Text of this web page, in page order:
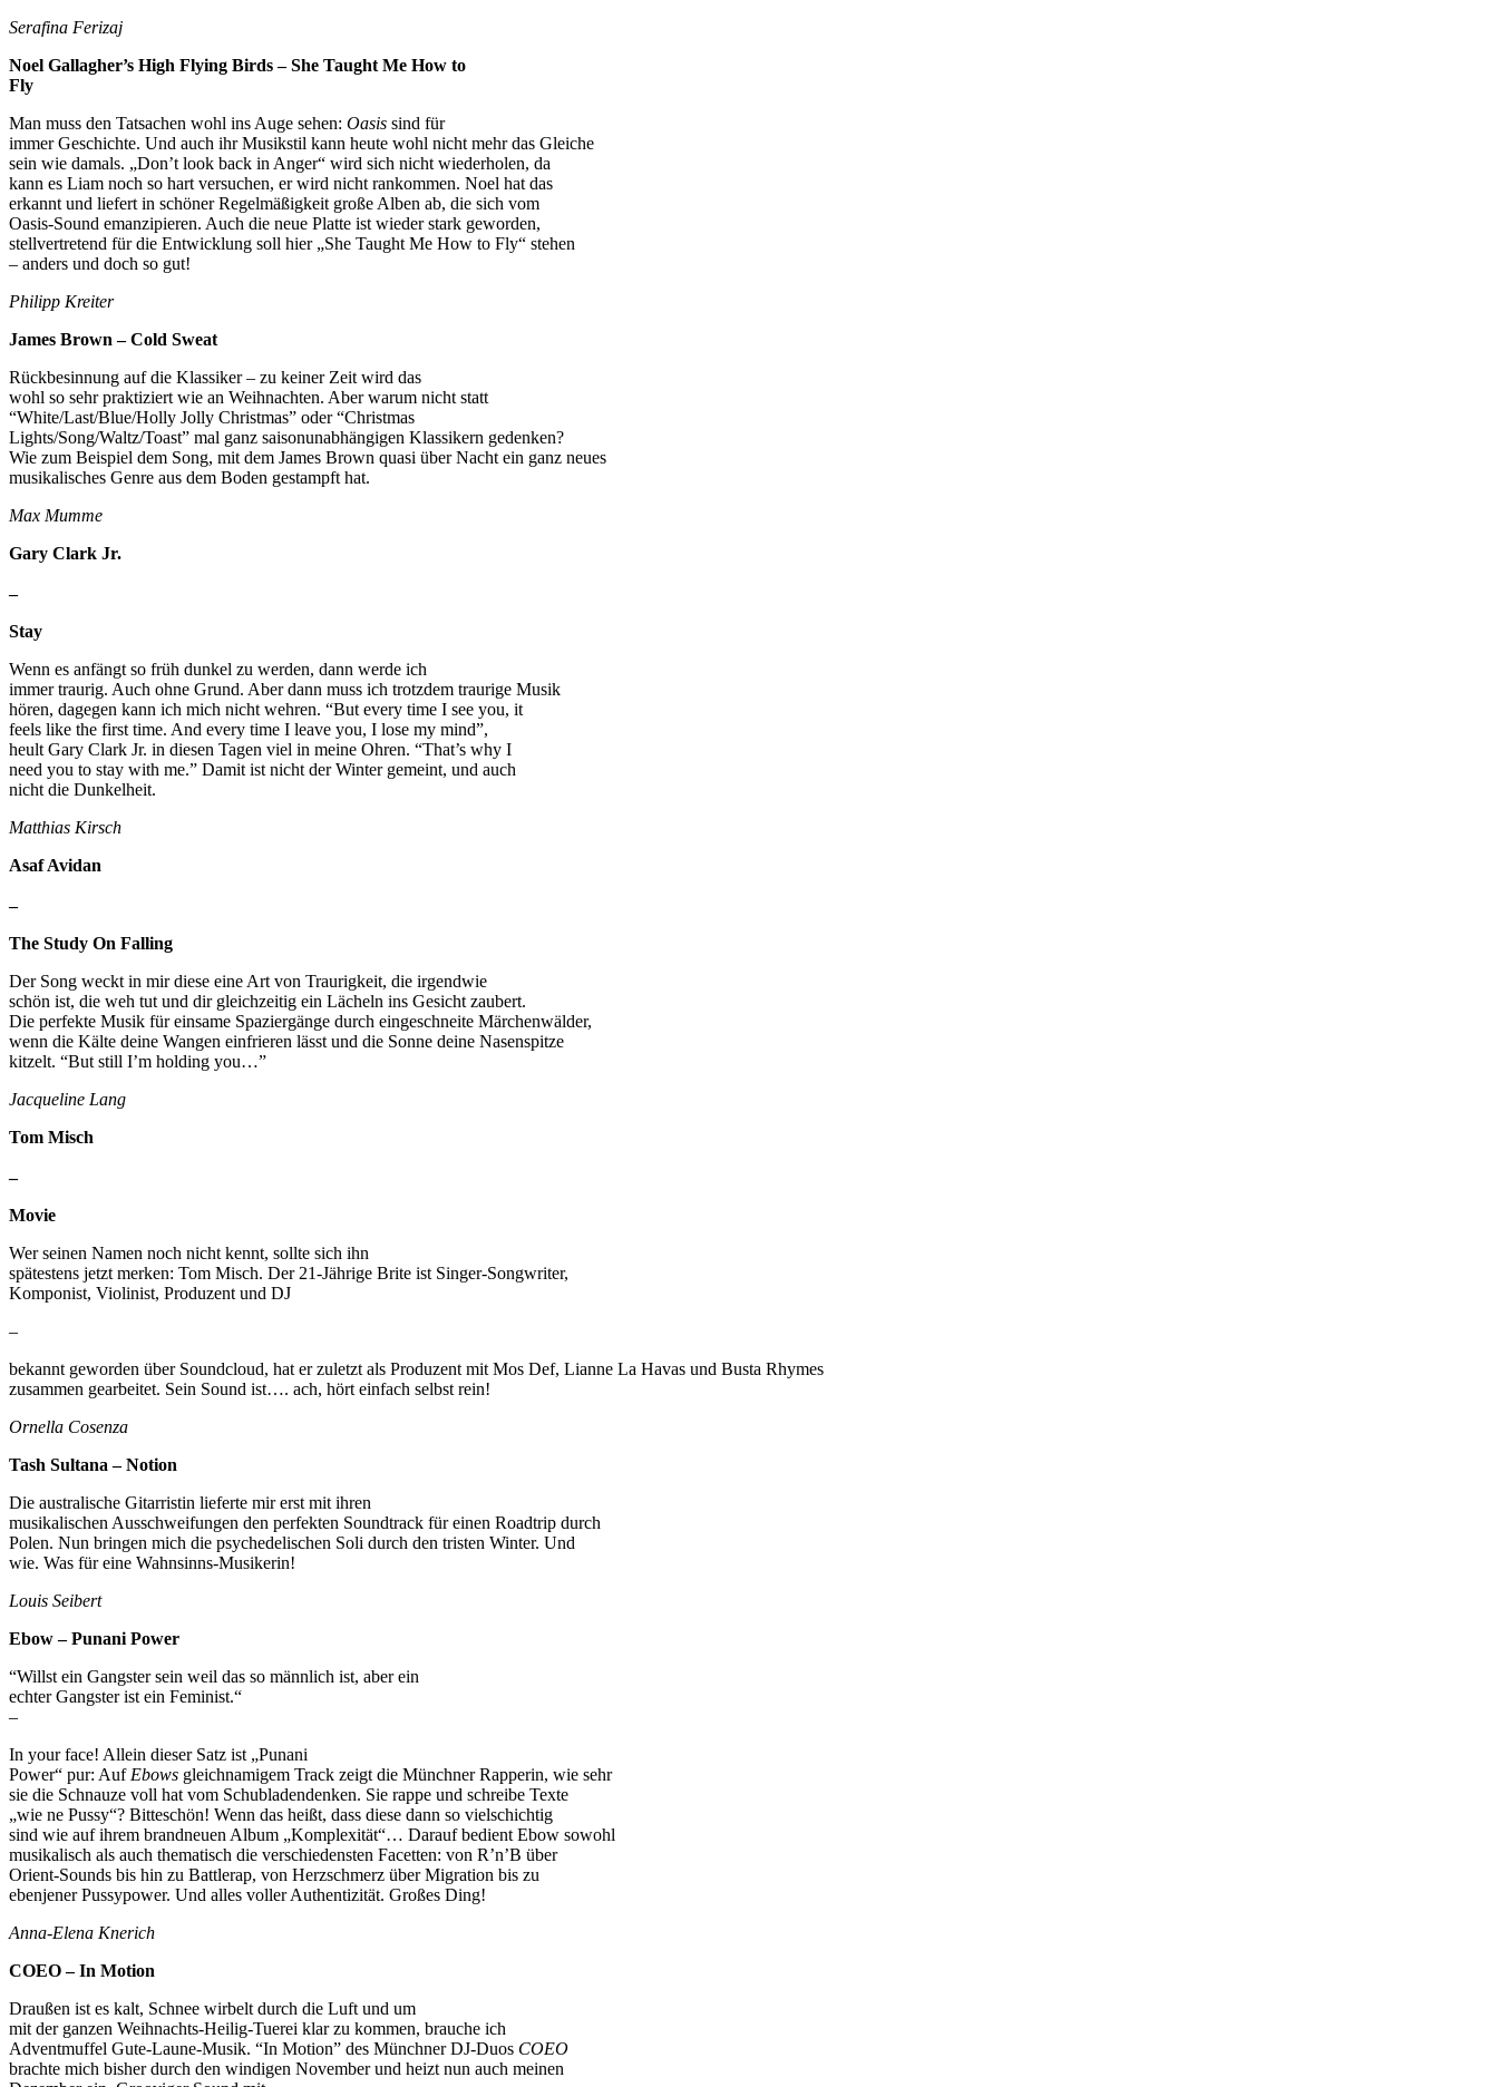
Serafina Ferizaj
Noel Gallagher’s High Flying Birds – She Taught Me How to
Fly
Man muss den Tatsachen wohl ins Auge sehen: Oasis sind für
immer Geschichte. Und auch ihr Musikstil kann heute wohl nicht mehr das Gleiche
sein wie damals. „Don’t look back in Anger“ wird sich nicht wiederholen, da
kann es Liam noch so hart versuchen, er wird nicht rankommen. Noel hat das
erkannt und liefert in schöner Regelmäßigkeit große Alben ab, die sich vom
Oasis-Sound emanzipieren. Auch die neue Platte ist wieder stark geworden,
stellvertretend für die Entwicklung soll hier „She Taught Me How to Fly“ stehen
– anders und doch so gut!
Philipp Kreiter
James Brown – Cold Sweat
Rückbesinnung auf die Klassiker – zu keiner Zeit wird das
wohl so sehr praktiziert wie an Weihnachten. Aber warum nicht statt
“White/Last/Blue/Holly Jolly Christmas” oder “Christmas
Lights/Song/Waltz/Toast” mal ganz saisonunabhängigen Klassikern gedenken?
Wie zum Beispiel dem Song, mit dem James Brown quasi über Nacht ein ganz neues
musikalisches Genre aus dem Boden gestampft hat.
Max Mumme
Gary Clark Jr.
–
Stay
Wenn es anfängt so früh dunkel zu werden, dann werde ich
immer traurig. Auch ohne Grund. Aber dann muss ich trotzdem traurige Musik
hören, dagegen kann ich mich nicht wehren. “But every time I see you, it
feels like the first time. And every time I leave you, I lose my mind”,
heult Gary Clark Jr. in diesen Tagen viel in meine Ohren. “That’s why I
need you to stay with me.” Damit ist nicht der Winter gemeint, und auch
nicht die Dunkelheit.
Matthias Kirsch
Asaf Avidan
–
The Study On Falling
Der Song weckt in mir diese eine Art von Traurigkeit, die irgendwie
schön ist, die weh tut und dir gleichzeitig ein Lächeln ins Gesicht zaubert.
Die perfekte Musik für einsame Spaziergänge durch eingeschneite Märchenwälder,
wenn die Kälte deine Wangen einfrieren lässt und die Sonne deine Nasenspitze
kitzelt. “But still I’m holding you…”
Jacqueline Lang
Tom Misch
–
Movie
Wer seinen Namen noch nicht kennt, sollte sich ihn
spätestens jetzt merken: Tom Misch. Der 21-Jährige Brite ist Singer-Songwriter,
Komponist, Violinist, Produzent und DJ
–
bekannt geworden über Soundcloud, hat er zuletzt als Produzent mit Mos Def, Lianne La Havas und Busta Rhymes
zusammen gearbeitet. Sein Sound ist…. ach, hört einfach selbst rein!
Ornella Cosenza
Tash Sultana – Notion
Die australische Gitarristin lieferte mir erst mit ihren
musikalischen Ausschweifungen den perfekten Soundtrack für einen Roadtrip durch
Polen. Nun bringen mich die psychedelischen Soli durch den tristen Winter. Und
wie. Was für eine Wahnsinns-Musikerin!
Louis Seibert
Ebow – Punani Power
“Willst ein Gangster sein weil das so männlich ist, aber ein
echter Gangster ist ein Feminist.“
–
In your face! Allein dieser Satz ist „Punani
Power“ pur: Auf Ebows gleichnamigem Track zeigt die Münchner Rapperin, wie sehr
sie die Schnauze voll hat vom Schubladendenken. Sie rappe und schreibe Texte
„wie ne Pussy“? Bitteschön! Wenn das heißt, dass diese dann so vielschichtig
sind wie auf ihrem brandneuen Album „Komplexität“… Darauf bedient Ebow sowohl
musikalisch als auch thematisch die verschiedensten Facetten: von R’n’B über
Orient-Sounds bis hin zu Battlerap, von Herzschmerz über Migration bis zu
ebenjener Pussypower. Und alles voller Authentizität. Großes Ding!
Anna-Elena Knerich
COEO – In Motion
Draußen ist es kalt, Schnee wirbelt durch die Luft und um
mit der ganzen Weihnachts-Heilig-Tuerei klar zu kommen, brauche ich
Adventmuffel Gute-Laune-Musik. “In Motion” des Münchner DJ-Duos COEO
brachte mich bisher durch den windigen November und heizt nun auch meinen